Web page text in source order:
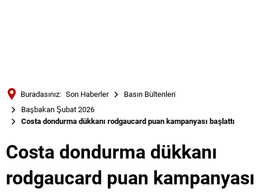
Български
Русский
Buradasınız: Son Haberler
Basın Bültenleri
Başbakan Şubat 2026
Costa dondurma dükkanı rodgaucard puan kampanyası başlattı
Costa dondurma dükkanı
rodgaucard puan kampanyası